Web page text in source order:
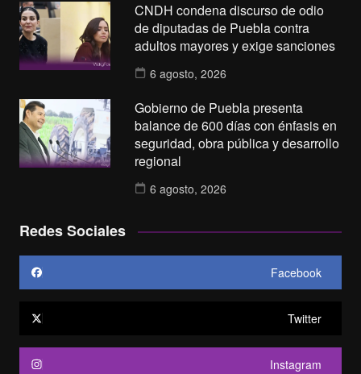
CNDH condena discurso de odio
de diputadas de Puebla contra
adultos mayores y exige sanciones
6 agosto, 2026
Gobierno de Puebla presenta
balance de 600 días con énfasis en
seguridad, obra pública y desarrollo
regional
6 agosto, 2026
Redes Sociales
Facebook
Twitter
Instagram